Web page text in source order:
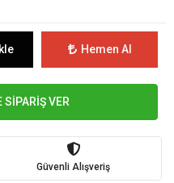
Hemen Al
SİPARİŞ VER
Güvenli Alışveriş